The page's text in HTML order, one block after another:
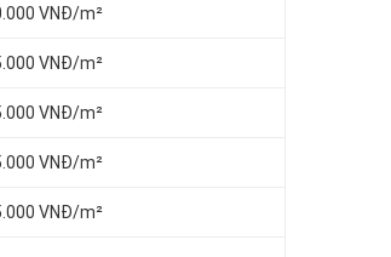
VNĐ/m²
VNĐ/m²
VNĐ/m²
VNĐ/m²
VNĐ/m²